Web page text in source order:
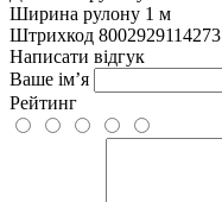
Ширина рулону 1 м
Штрихкод 8002929114273
Написати відгук
Ваше ім’я
Рейтинг